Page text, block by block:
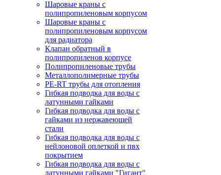
Шаровые краны с
полипропиленовым корпусом
Шаровые краны с
полипропиленовым корпусом
для радиатора
Клапан обратный в
полипропиленов корпусе
Полипропиленовые трубы
Металлополимерные трубы
PE-RT трубы для отопления
Гибкая подводка для воды с
латунными гайками
Гибкая подводка для воды с
гайками из нержавеющей
стали
Гибкая подводка для воды с
нейлоновой оплеткой и пвх
покрытием
Гибкая подводка для воды с
латунными гайками "Гигант"